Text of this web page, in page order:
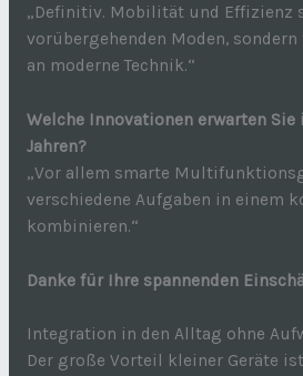
„Definitiv. Mobilität und Effizienz
vorübergehenden Moden,
an moderne Technik.“
Welche Innovationen erwarten Sie
Jahren?
„Vor allem smarte
verschiedene Aufgaben in einem
kombinieren.“
Danke für Ihre spannenden
Integration in den Alltag ohne
Der große Vorteil kleiner Geräte